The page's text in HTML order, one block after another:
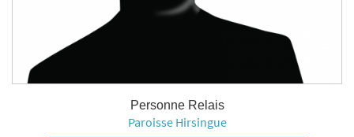
Personne Relais
Paroisse Hirsingue